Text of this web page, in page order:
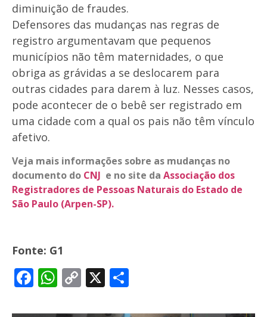
diminuição de fraudes.
Defensores das mudanças nas regras de
registro argumentavam que pequenos
municípios não têm maternidades, o que
obriga as grávidas a se deslocarem para
outras cidades para darem à luz. Nesses casos,
pode acontecer de o bebê ser registrado em
uma cidade com a qual os pais não têm vínculo
afetivo.
Veja mais informações sobre as mudanças no
documento do CNJ e no site da Associação dos
Registradores de Pessoas Naturais do Estado de
São Paulo (Arpen-SP).
Fonte: G1
Facebook
WhatsApp
Copy
X